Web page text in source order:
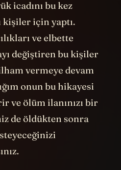
icadını bu kez
kişiler için yaptı.
ve elbette
değiştiren bu kişiler
vermeye devam
onun bu hikayesi
ve ölüm ilanınızı bir
de öldükten sonra